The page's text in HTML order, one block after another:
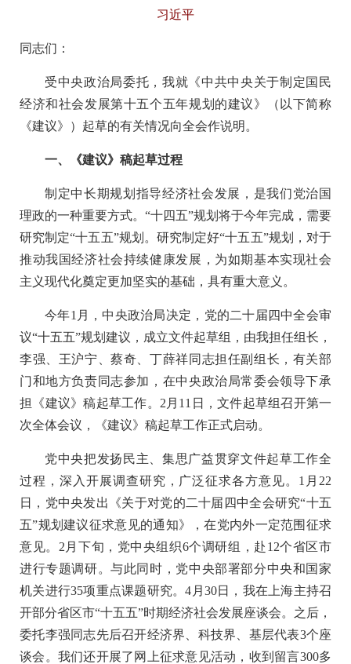
习近平
同志们：
受中央政治局委托，我就《中共中央关于制定国民
经济和社会发展第十五个五年规划的建议》（以下简称
《建议》）起草的有关情况向全会作说明。
一、《建议》稿起草过程
制定中长期规划指导经济社会发展，是我们党治国
理政的一种重要方式。“十四五”规划将于今年完成，需要
研究制定“十五五”规划。研究制定好“十五五”规划，对于
推动我国经济社会持续健康发展，为如期基本实现社会
主义现代化奠定更加坚实的基础，具有重大意义。
今年1月，中央政治局决定，党的二十届四中全会审
议“十五五”规划建议，成立文件起草组，由我担任组长，
李强、王沪宁、蔡奇、丁薛祥同志担任副组长，有关部
门和地方负责同志参加，在中央政治局常委会领导下承
担《建议》稿起草工作。2月11日，文件起草组召开第一
次全体会议，《建议》稿起草工作正式启动。
党中央把发扬民主、集思广益贯穿文件起草工作全
过程，深入开展调查研究，广泛征求各方意见。1月22
日，党中央发出《关于对党的二十届四中全会研究“十五
五”规划建议征求意见的通知》，在党内外一定范围征求
意见。2月下旬，党中央组织6个调研组，赴12个省区市
进行专题调研。与此同时，党中央部署部分中央和国家
机关进行35项重点课题研究。4月30日，我在上海主持召
开部分省区市“十五五”时期经济社会发展座谈会。之后，
委托李强同志先后召开经济界、科技界、基层代表3个座
谈会。我们还开展了网上征求意见活动，收到留言300多